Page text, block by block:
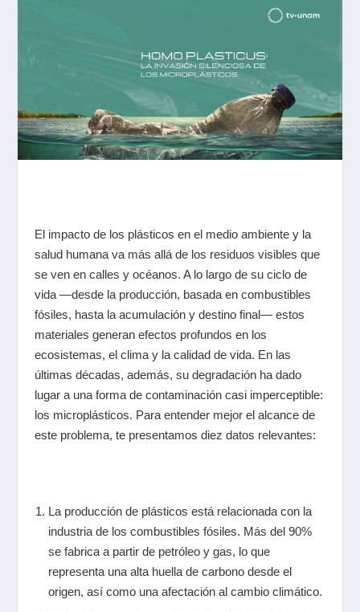
El impacto de los plásticos en el medio ambiente y la
salud humana va más allá de los residuos visibles que
se ven en calles y océanos. A lo largo de su ciclo de
vida —desde la producción, basada en combustibles
fósiles, hasta la acumulación y destino final— estos
materiales generan efectos profundos en los
ecosistemas, el clima y la calidad de vida. En las
últimas décadas, además, su degradación ha dado
lugar a una forma de contaminación casi imperceptible:
los microplásticos. Para entender mejor el alcance de
este problema, te presentamos diez datos relevantes:
La producción de plásticos está relacionada con la
industria de los combustibles fósiles. Más del 90%
se fabrica a partir de petróleo y gas, lo que
representa una alta huella de carbono desde el
origen, así como una afectación al cambio climático.